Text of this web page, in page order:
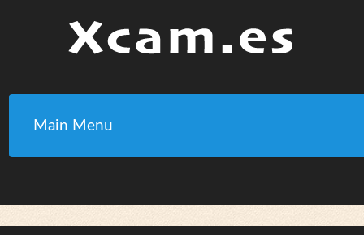
Main Menu